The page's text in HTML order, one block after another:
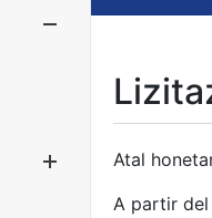
Atal
A partir